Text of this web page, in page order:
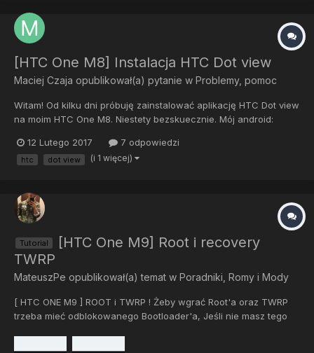
[HTC One M8] Instalacja HTC Dot view
Maciej Czaja opublikował(a) pytanie w Problemy, pomoc
Witam! Od kilku dni próbuję zainstalować aplikację HTC Dot view
na moim HTC One M8. Niestety bezskuecznie. Mój android:
wyrzuca błąd 505. Ręczna instalacja: "Pakiet powoduje konflikt z
istniejącym pa...
12 Lutego 2017 7 odpowiedzi
htc dot view (i 1 więcej)
Tutorial
[HTC One M9] Root i recovery
TWRP
MateuszPe opublikował(a) temat w Poradniki, Romy i Mody
[ HTC ONE M9 ] ROOT i TWRP ! Żeby wgrać Root'a oraz TWRP
trzeba mieć odblokowanego Bootloader'a, Jeśli nie masz tego